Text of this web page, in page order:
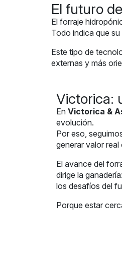
El futuro
El forraje
Todo indica que
Este tipo de
externas y más
Victorica:
En Victorica &
evolución.
Por eso,
generar valor
El avance del
dirige la
los desafíos del
Porque estar